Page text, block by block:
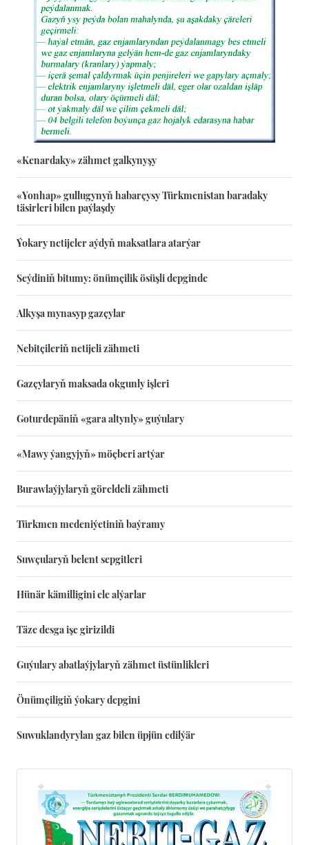
«Kenardaky» zähmet galkynyşy
«Yonhap» gullugynyň habarçysy Türkmenistan baradaky
täsirleri bilen paýlaşdy
Ýokary netijeler aýdyň maksatlara atarýar
Seýdiniň bitumy: önümçilik ösüşli depginde
Alkyşa mynasyp gazçylar
Nebitçileriň netijeli zähmeti
Gazçylaryň maksada okgunly işleri
Goturdepäniň «gara altynly» guýulary
«Mawy ýangyjyň» möçberi artýar
Burawlaýjylaryň göreldeli zähmeti
Türkmen medeniýetiniň baýramy
Suwçularyň belent sepgitleri
Hünär kämilligini ele alýarlar
Täze desga işe girizildi
Guýulary abatlaýjylaryň zähmet üstünlikleri
Önümçiligiň ýokary depgini
Suwuklandyrylan gaz bilen üpjün edilýär